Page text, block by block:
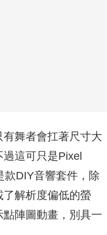
舞者會扛著尺寸大
這可只是Pixel
款DIY音響套件，除
解析度偏低的螢
陣圖動畫，別具一